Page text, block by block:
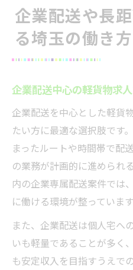
企業配送や長
る埼玉の働き方
企業配送中心の軽貨物求
企業配送を中心とした軽貨
たい方に最適な選択肢です
まったルートや時間帯で配
の業務が計画的に進められ
内の企業専属配送案件では
に働ける環境が整っています
また、企業配送は個人宅へ
いも軽量であることが多く
も安定収入を目指すうえで